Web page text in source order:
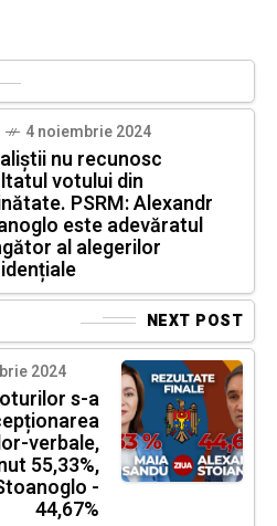
4 noiembrie 2024
nu recunosc
votului din
PSRM: Alexandr
este adevăratul
al alegerilor
NEXT POST
2024
s-a
verbale,
55,33%,
-
44,67%